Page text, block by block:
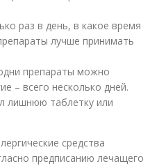
раз в день, в какое время
лучше принимать
препараты можно
– всего несколько дней.
лишнюю таблетку или
средства
предписанию лечащего